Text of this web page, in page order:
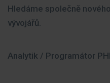
Hledáme společně
vývojářů.
Analytik / Programátor